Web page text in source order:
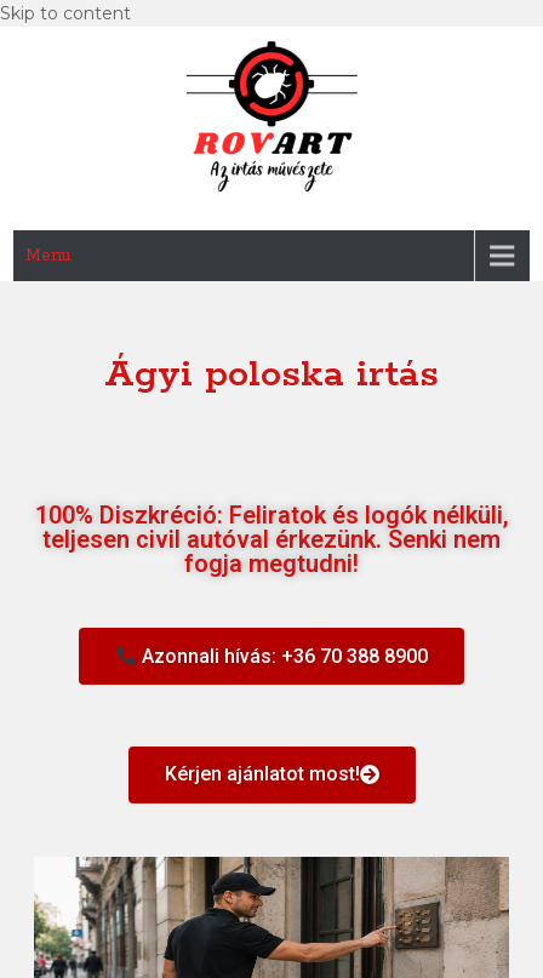
Skip to content
RovArt
Menu
Ágyi poloska irtás
100% Diszkréció: Feliratok és logók nélküli,
teljesen civil autóval érkezünk. Senki nem
fogja megtudni!
Azonnali hívás: +36 70 388 8900
Kérjen ajánlatot most!